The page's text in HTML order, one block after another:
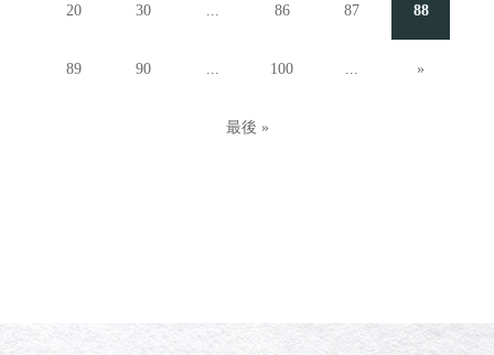
20 30 86 87 88
89 90 100 »
最後 »